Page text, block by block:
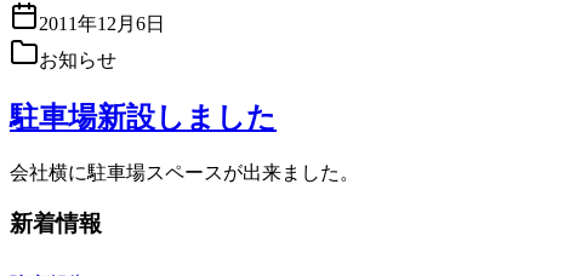
2011年12月6日
お知らせ
駐車場新設しました
会社横に駐車場スペースが出来ました。
新着情報